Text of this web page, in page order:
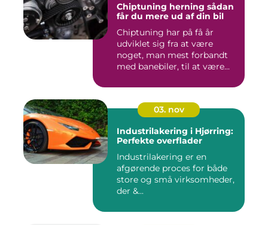
Chiptuning herning sådan
får du mere ud af din bil
Chiptuning har på få år
udviklet sig fra at være
noget, man mest forbandt
med banebiler, til at være...
03. nov
Industrilakering i Hjørring:
Perfekte overflader
Industrilakering er en
afgørende proces for både
store og små virksomheder,
der &...